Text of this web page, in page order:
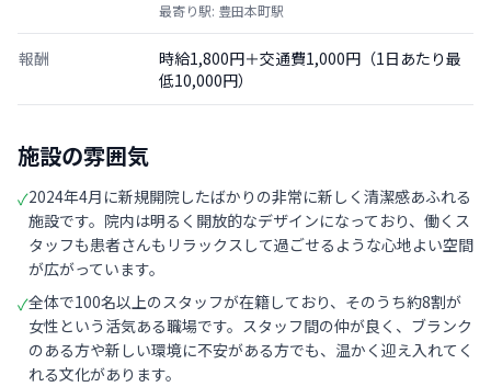
最寄り駅: 豊田本町駅
報酬
時給1,800円＋交通費1,000円（1日あたり最
低10,000円）
施設の雰囲気
✓2024年4月に新規開院したばかりの非常に新しく清潔感あふれる
施設です。院内は明るく開放的なデザインになっており、働くス
タッフも患者さんもリラックスして過ごせるような心地よい空間
が広がっています。
✓全体で100名以上のスタッフが在籍しており、そのうち約8割が
女性という活気ある職場です。スタッフ間の仲が良く、ブランク
のある方や新しい環境に不安がある方でも、温かく迎え入れてく
れる文化があります。